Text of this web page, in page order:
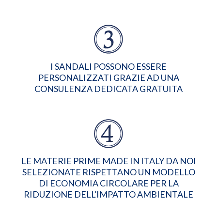
I SANDALI POSSONO ESSERE
PERSONALIZZATI GRAZIE AD UNA
CONSULENZA DEDICATA GRATUITA
LE MATERIE PRIME MADE IN ITALY DA NOI
SELEZIONATE RISPETTANO UN MODELLO
DI ECONOMIA CIRCOLARE PER LA
RIDUZIONE DELL'IMPATTO AMBIENTALE